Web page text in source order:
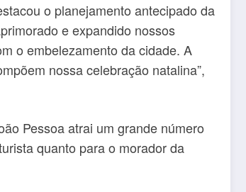
o planejamento antecipado da
e expandido nossos
o embelezamento da cidade. A
nossa celebração natalina”,
Pessoa atrai um grande número
quanto para o morador da